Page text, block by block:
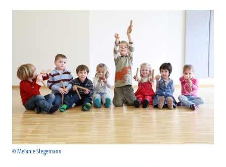
© Melanie Stegemann